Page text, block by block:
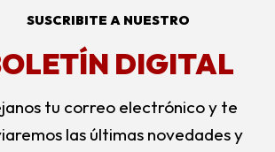
SUSCRIBITE A NUESTRO
DIGITAL
tu correo electrónico y te
las últimas novedades y